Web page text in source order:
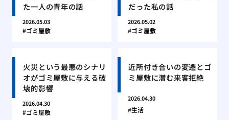
た一人の青年の話
2026.05.03
ゴミ屋敷
だった私の話
2026.05.02
ゴミ屋敷
火災という最悪のシナリ
オがゴミ屋敷に与える破
壊的影響
2026.04.30
ゴミ屋敷
近所付き合いの変遷とゴ
ミ屋敷に潜む来客拒絶
2026.04.30
生活